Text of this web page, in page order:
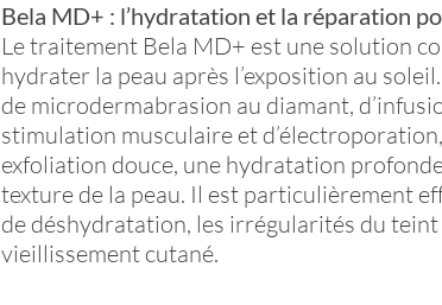
Bela MD+ : l’hydratation et la réparation
Le traitement Bela MD+ est une solution
hydrater la peau après l’exposition au
de microdermabrasion au diamant,
stimulation musculaire et
exfoliation douce, une hydratation
texture de la peau. Il est particulièrement
de déshydratation, les irrégularités du
vieillissement cutané.